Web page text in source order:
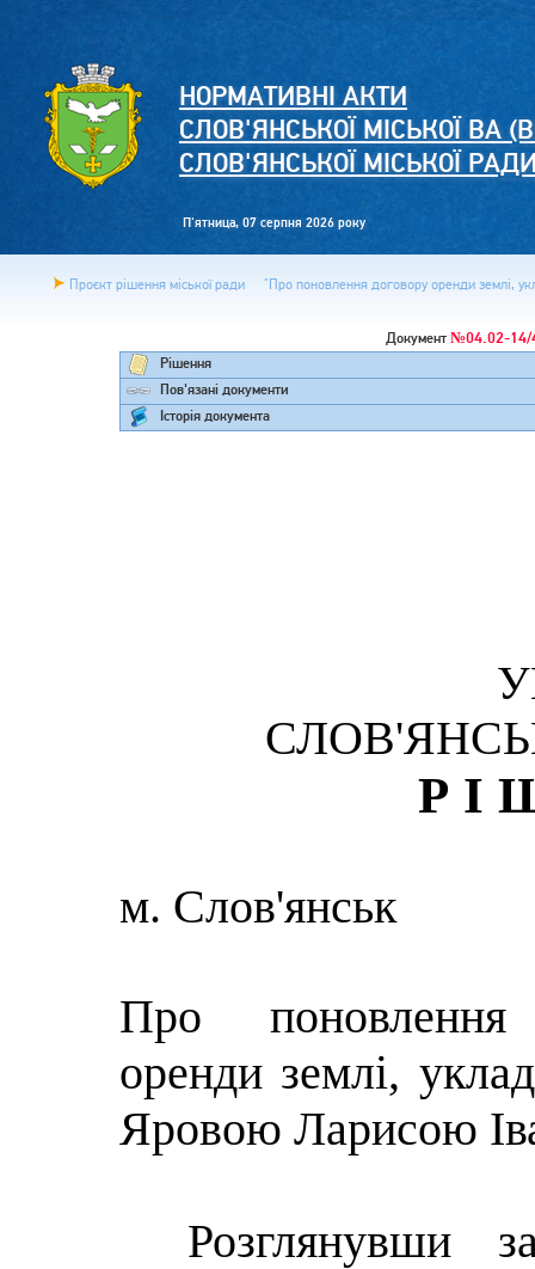
НОРМАТИВНІ АКТИ
СЛОВ'ЯНСЬКОЇ МІСЬКОЇ ВА
СЛОВ'ЯНСЬКОЇ МІСЬКОЇ
П'ятница, 07 серпня 2026 року
Проєкт рішення міської ради "Про поновлення договору оренди землі,
Документ №04.02-14/
Рішення
Пов'язані документи
Історія документа
м. Слов'янськ
Про поновлення
оренди землі,
Яровою Ларисою
Розглянувши